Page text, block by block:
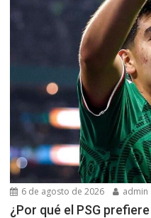
6 de agosto de 2026 admin
¿Por qué el PSG